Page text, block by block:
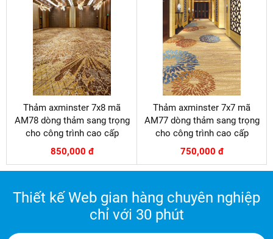
Thảm axminster 7x8 mã
AM78 dòng thảm sang trọng
cho công trình cao cấp
850,000 đ
Thảm axminster 7x7 mã
AM77 dòng thảm sang trọng
cho công trình cao cấp
750,000 đ
Thiết kế Web gian hàng chuyên nghiệp
chỉ với 30 phút